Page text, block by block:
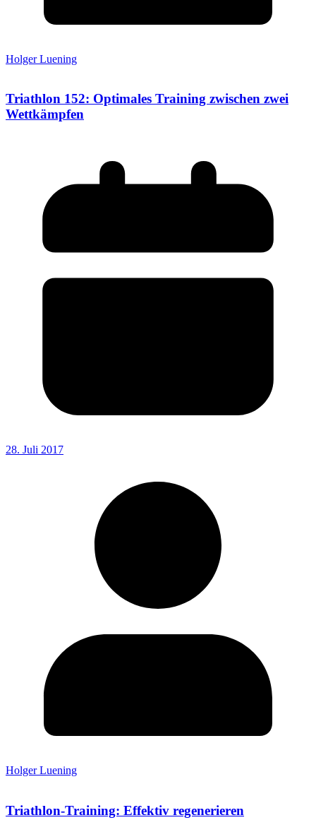
Holger Luening
Triathlon 152: Optimales Training zwischen zwei
Wettkämpfen
28. Juli 2017
Holger Luening
Triathlon-Training: Effektiv regenerieren